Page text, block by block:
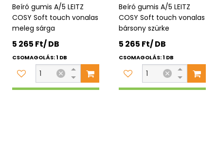
Beíró gumis A/5 LEITZ
COSY Soft touch vonalas
meleg sárga
5 265 Ft/ DB
CSOMAGOLÁS: 1 DB
Beíró gumis A/5 LEITZ
COSY Soft touch vonalas
bársony szürke
5 265 Ft/ DB
CSOMAGOLÁS: 1 DB